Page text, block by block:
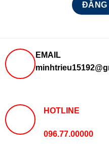
EMAIL
HOTLINE
096.77.00000